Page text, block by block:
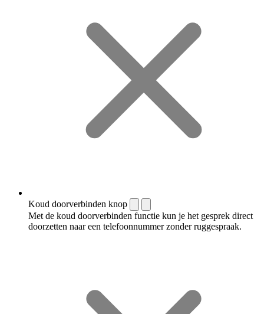
Koud doorverbinden knop
Met de koud doorverbinden functie kun je het gesprek direct
doorzetten naar een telefoonnummer zonder ruggespraak.